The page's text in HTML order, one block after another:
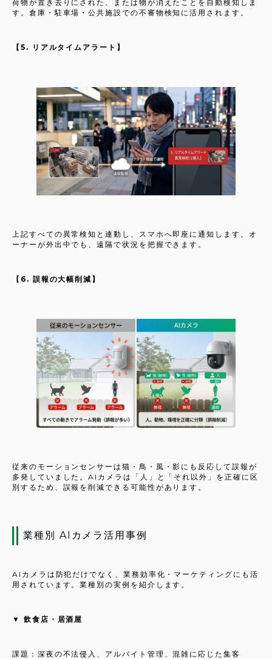
荷物が置き去りにされた、または物が消えたことを自動検知しま
す。倉庫・駐車場・公共施設での不審物検知に活用されます。
【5. リアルタイムアラート】
上記すべての異常検知と連動し、スマホへ即座に通知します。オ
ーナーが外出中でも、遠隔で状況を把握できます。
【6. 誤報の大幅削減】
従来のモーションセンサーは猫・鳥・風・影にも反応して誤報が
多発していました。AIカメラは「人」と「それ以外」を正確に区
別するため、誤報を削減できる可能性があります。
業種別 AIカメラ活用事例
AIカメラは防犯だけでなく、業務効率化・マーケティングにも活
用されています。業種別の実例を紹介します。
▼ 飲食店・居酒屋
課題：深夜の不法侵入、アルバイト管理、混雑に応じた集客